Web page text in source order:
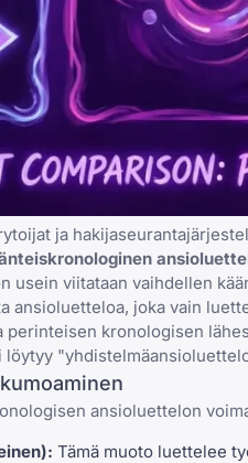
ja
usein viitataan vaihdellen
joka vain
kronologisen
ansioluettelon
Tämä muoto luettelee